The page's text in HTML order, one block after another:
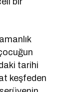
tarihi
keşfeden